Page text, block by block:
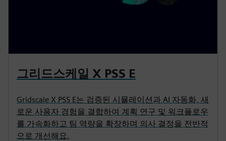
그리드스케일 X PSS E
Gridscale X PSS E는 검증된 시뮬레이션과 AI 자동화, 새
로운 사용자 경험을 결합하여 계획 연구 및 워크플로우
를 가속화하고 팀 역량을 확장하며 의사 결정을 전반적
으로 개선해요.